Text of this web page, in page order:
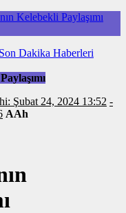
Kelebekli Paylaşımı
Dakika Haberleri
Şubat 24, 2024 13:52 -
AAh